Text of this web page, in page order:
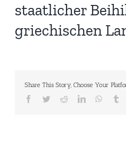
staatlicher
griechischen
Share This Story, Choose Your
Facebook
TwitterRedditLinkedIn